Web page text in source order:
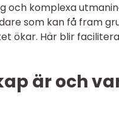
och komplexa
som kan få fram
ökar. Här blir
är och